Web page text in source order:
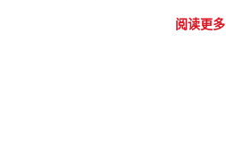
阅读更多